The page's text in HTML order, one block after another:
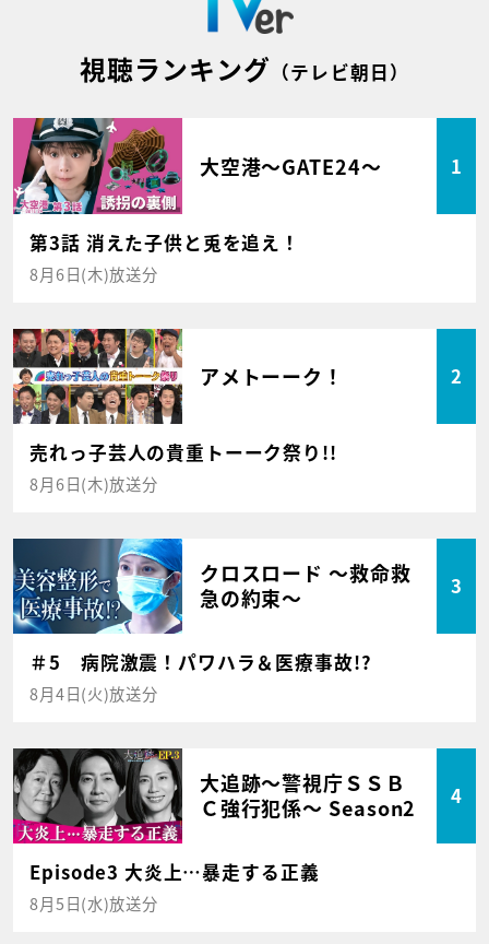
視聴ランキング （テレビ朝日）
大空港～GATE24～ 1
第3話 消えた子供と兎を追え！
8月6日(木)放送分
アメトーーク！ 2
売れっ子芸人の貴重トーーク祭り!!
8月6日(木)放送分
クロスロード ～救命救
急の約束～
3
＃5 病院激震！パワハラ＆医療事故!?
8月4日(火)放送分
大追跡～警視庁ＳＳＢ
Ｃ強行犯係～ Season2
4
Episode3 大炎上…暴走する正義
8月5日(水)放送分